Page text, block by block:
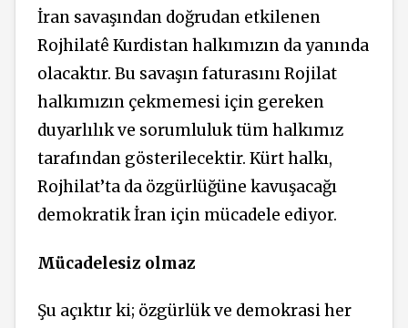
İran savaşından doğrudan etkilenen
Rojhilatê Kurdistan halkımızın da yanında
olacaktır. Bu savaşın faturasını Rojilat
halkımızın çekmemesi için gereken
duyarlılık ve sorumluluk tüm halkımız
tarafından gösterilecektir. Kürt halkı,
Rojhilat’ta da özgürlüğüne kavuşacağı
demokratik İran için mücadele ediyor.
Mücadelesiz olmaz
Şu açıktır ki; özgürlük ve demokrasi her